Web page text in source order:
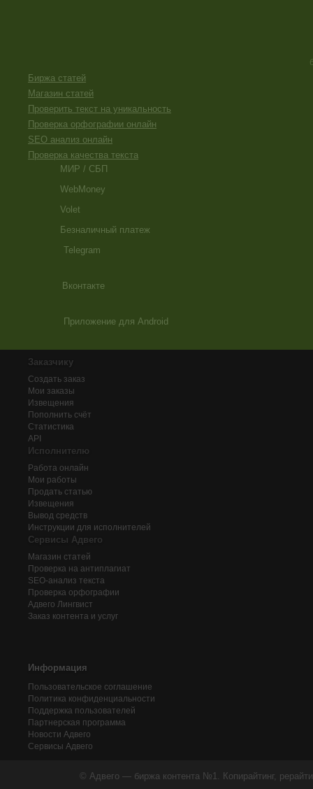
Биржа статей
Магазин статей
Проверить текст на уникальность
Проверка орфографии онлайн
SEO анализ онлайн
Проверка качества текста
МИР / СБП
WebMoney
Volet
Безналичный платеж
Telegram
Вконтакте
Приложение для Android
Заказчику
Создать заказ
Мои заказы
Извещения
Пополнить счёт
Статистика
API
Исполнителю
Работа онлайн
Мои работы
Продать статью
Извещения
Вывод средств
Инструкции для исполнителей
Сервисы Адвего
Магазин статей
Проверка на антиплагиат
SEO-анализ текста
Проверка орфографии
Адвего Лингвист
Заказ контента и услуг
Информация
Пользовательское соглашение
Политика конфиденциальности
Поддержка пользователей
Партнерская программа
Новости Адвего
Сервисы Адвего
© Адвего — биржа контента №1. Копирайтинг,